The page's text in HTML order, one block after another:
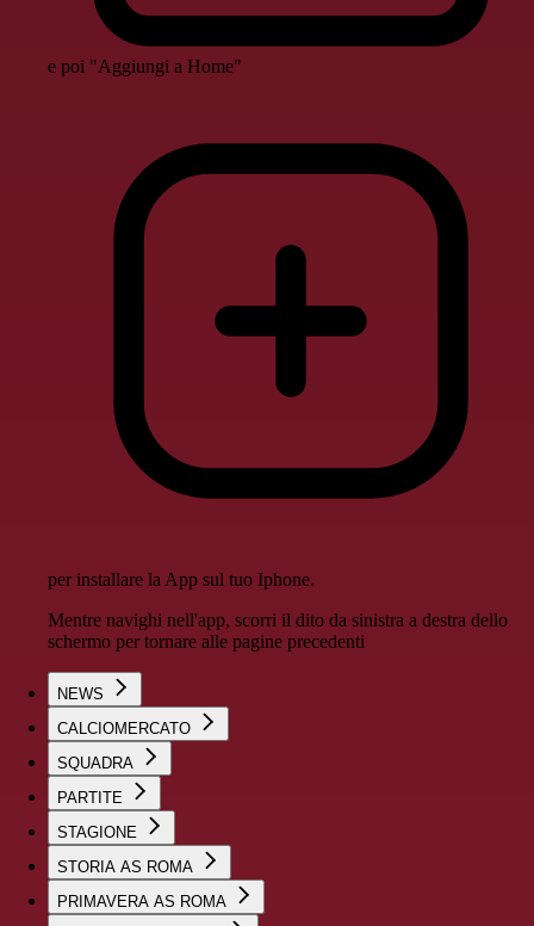
e poi "Aggiungi a Home"
per installare la App sul tuo Iphone.
Mentre navighi nell'app, scorri il dito da sinistra a destra dello
schermo per tornare alle pagine precedenti
NEWS
CALCIOMERCATO
SQUADRA
PARTITE
STAGIONE
STORIA AS ROMA
PRIMAVERA AS ROMA